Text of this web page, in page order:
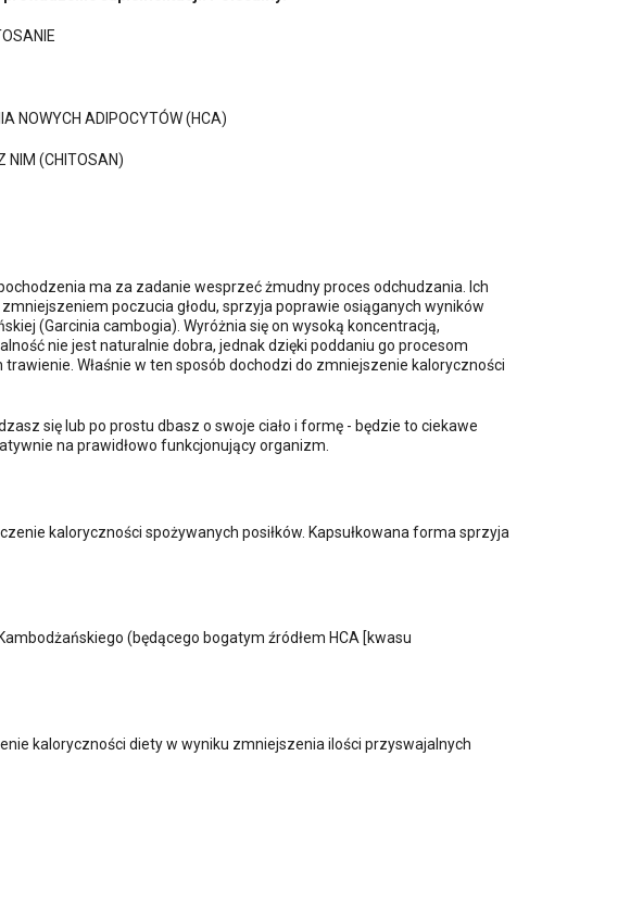
NOWYCH ADIPOCYTÓW (HCA)
NIM (CHITOSAN)
ma za zadanie wesprzeć żmudny proces odchudzania. Ich
poczucia głodu, sprzyja poprawie osiąganych wyników
(Garcinia cambogia). Wyróżnia się on wysoką koncentracją,
nie jest naturalnie dobra, jednak dzięki poddaniu go procesom
Właśnie w ten sposób dochodzi do zmniejszenie kaloryczności
się lub po prostu dbasz o swoje ciało i formę - będzie to ciekawe
na prawidłowo funkcjonujący organizm.
kaloryczności spożywanych posiłków. Kapsułkowana forma sprzyja
(będącego bogatym źródłem HCA [kwasu
kaloryczności diety w wyniku zmniejszenia ilości przyswajalnych